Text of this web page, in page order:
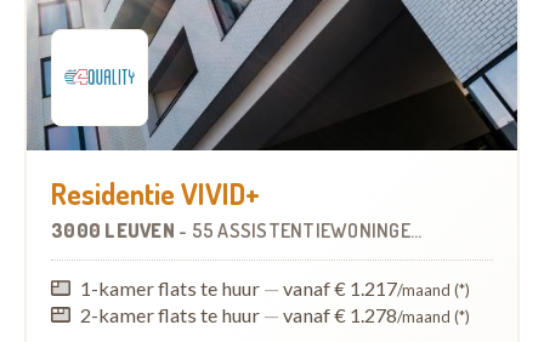
Residentie VIVID+
3000 LEUVEN - 55 ASSISTENTIEWONINGEN
1-kamer flats te huur — vanaf € 1.217/maand (*)
2-kamer flats te huur — vanaf € 1.278/maand (*)